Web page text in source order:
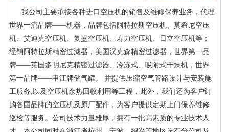
我公司主要承接各种进口空压机的销售及维修保养业务，代理
世界一流品牌——机器，品牌包括阿特拉斯空压机、莫希尼空压
机、艾迪克空压机、复盛空压机、寿力空压机、日立空压机等；
经销阿特拉斯精密过滤器，美国汉克森精密过滤器，世界第一品
牌——英国多明尼克精密过滤器、冷冻式、吸附式干燥机，世界
第一品牌——申江牌储气罐。 并提供压缩空气管路设计与安装施
工服务,以及空压机余热回收利用等工程，此外，我们还为客户订
购各国品牌的空压机及原厂配件，为客户提供定期上门保养维修
巡检等服务。公司技术力量雄厚，拥有一批高素质的专业技术人